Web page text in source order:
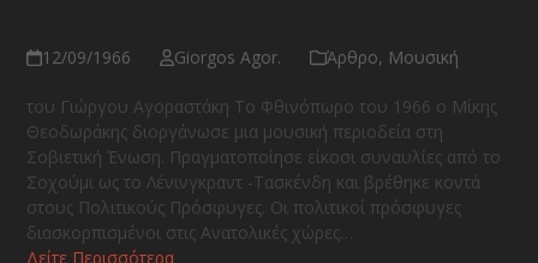
12/09/1966 Giorgos Agor. Άρθρο, Μουσική
του Γιώργου Αγοραστάκη Το Φθινόπωρο του 1966 ο Μίκης
Θεοδωράκης διοργάνωσε μια μουσική περιοδεία στη
Σοβιετική Ένωση. Πραγματοποίησε είκοσι συναυλίες από το
Σοχούμι ως το Λένινγκραντ -Τασκένδη και βρέθηκε κοντά
στους Πολιτικούς Πρόσφυγες. Οι πολιτικοί πρόσφυγες
διασκορπισμένοι στις Ανατολικές χώρες…
Δείτε Περισσότερα